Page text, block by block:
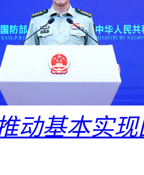
动基本实